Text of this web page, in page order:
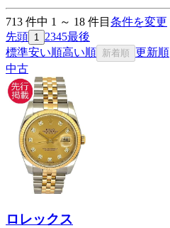
713 件中 1 ～ 18 件目 条件を変更
先頭 1 2345最後
標準安い順高い順 新着順 更新順
中古
ロレックス